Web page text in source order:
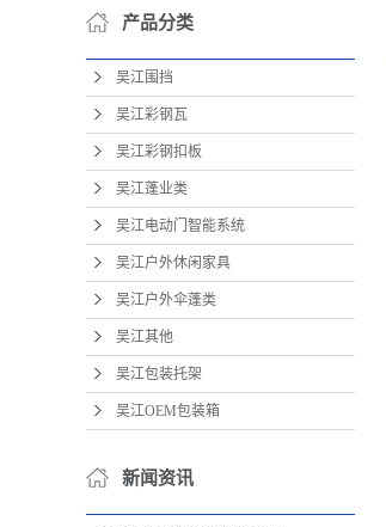
产品分类
吴江围挡
吴江彩钢瓦
吴江彩钢扣板
吴江蓬业类
吴江电动门智能系统
吴江户外休闲家具
吴江户外伞蓬类
吴江其他
吴江包装托架
吴江OEM包装箱
新闻资讯